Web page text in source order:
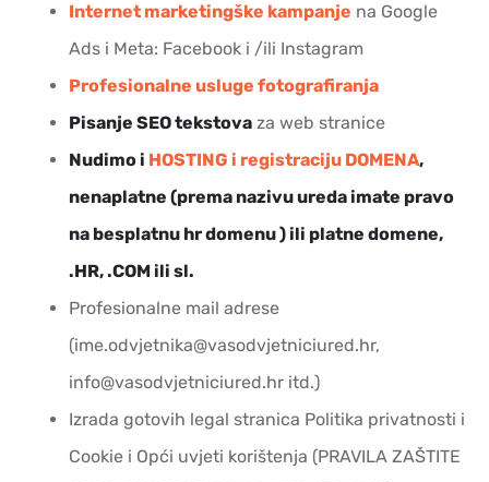
Internet marketingške kampanje na Google
Ads i Meta: Facebook i /ili Instagram
Profesionalne usluge fotografiranja
Pisanje SEO tekstova za web stranice
Nudimo i HOSTING i registraciju DOMENA,
nenaplatne (prema nazivu ureda imate pravo
na besplatnu hr domenu ) ili platne domene,
.HR, .COM ili sl.
Profesionalne mail adrese
(ime.odvjetnika@vasodvjetniciured.hr,
info@vasodvjetniciured.hr itd.)
Izrada gotovih legal stranica Politika privatnosti i
Cookie i Opći uvjeti korištenja (PRAVILA ZAŠTITE